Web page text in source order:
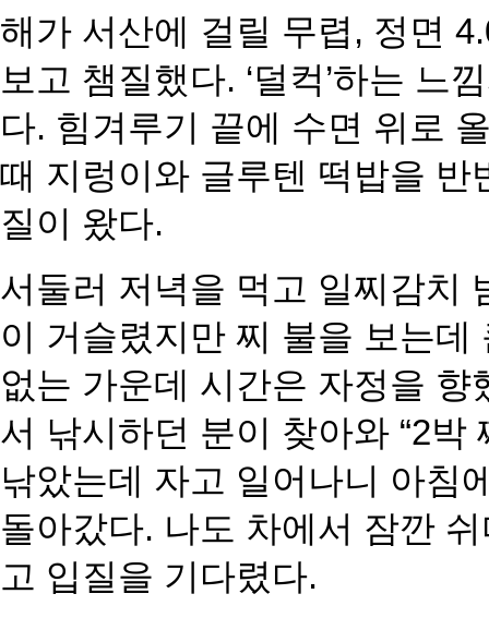
해가 서산에 걸릴 무렵, 정면
보고 챔질했다. ‘덜컥’하는 느
다. 힘겨루기 끝에 수면 위로
때 지렁이와 글루텐 떡밥을 반
질이 왔다.
서둘러 저녁을 먹고 일찌감치
이 거슬렸지만 찌 불을 보는데
없는 가운데 시간은 자정을 향
서 낚시하던 분이 찾아와 “2박
낚았는데 자고 일어나니 아침
돌아갔다. 나도 차에서 잠깐
고 입질을 기다렸다.